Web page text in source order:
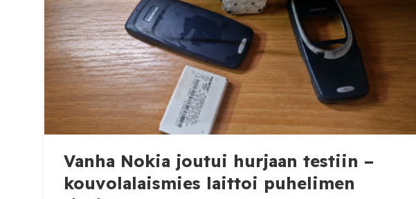
Vanha Nokia joutui hurjaan testiin –
kouvolalaismies laittoi puhelimen